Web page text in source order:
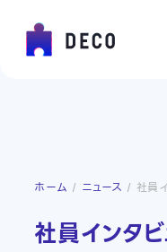
ホーム ニュース 社員
社員インタ